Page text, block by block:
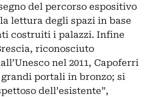
del percorso espositivo
lettura degli spazi in base
costruiti i palazzi. Infine
riconosciuto
nel 2011, Capoferri
portali in bronzo; si
dell’esistente”,